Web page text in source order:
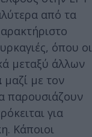
από τα
όπου οι
μεταξύ άλλων
μαζί με τον
παρουσιάζουν
για
Κάποιοι